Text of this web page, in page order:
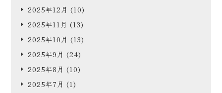
2025年12月 (10)
2025年11月 (13)
2025年10月 (13)
2025年9月 (24)
2025年8月 (10)
2025年7月 (1)